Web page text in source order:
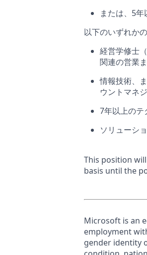
または、 5年
以下のいずれか
経営学修士（
関連の営業
情報技術、
ウントマネ
7年以上のテ
ソリューシ
This position
basis until the
Microsoft is an
employment
gender identity